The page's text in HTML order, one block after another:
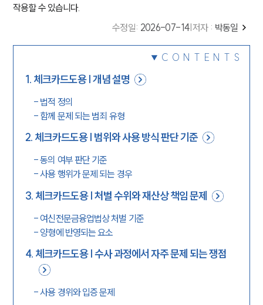
작용할 수 있습니다.
수정일: 2026-07-14 저자 : 박동일
CONTENTS
1. 체크카드도용 | 개념 설명
- 법적 정의
- 함께 문제 되는 범죄 유형
2. 체크카드도용 | 범위와 사용 방식 판단 기준
-동의 여부 판단 기준
-사용 행위가 문제 되는 경우
3. 체크카드도용 | 처벌 수위와 재산상 책임 문제
- 여신전문금융업법상 처벌 기준
- 양형에 반영되는 요소
4. 체크카드도용 | 수사 과정에서 자주 문제 되는 쟁점
-사용 경위와 입증 문제